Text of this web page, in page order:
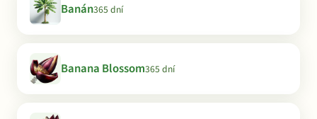
Banán365 dní
Banana Blossom365 dní